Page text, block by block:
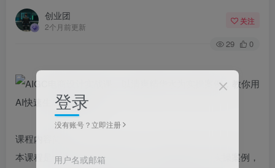
创业团
2个月前更新
关注
29 0
课程内容简介
本课程是专属AIGC电商设计课，以清爽精华水为实操案例，
登录
没有账号？立即注册
用户名或邮箱